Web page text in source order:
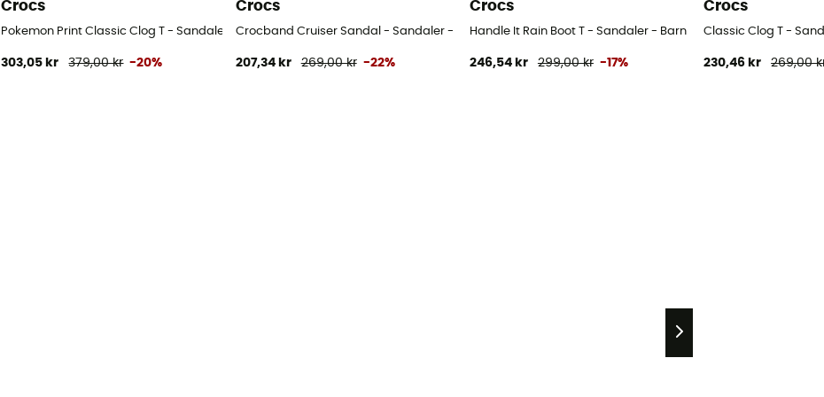
Crocs
Pokemon Print Classic Clog T - Sandaler - Barn
303,05 kr 379,00 kr -20%
Crocs
Crocband Cruiser Sandal - Sandaler - Barn
207,34 kr 269,00 kr -22%
Crocs
Handle It Rain Boot T - Sandaler - Barn
246,54 kr 299,00 kr -17%
Crocs
Classic Clog T -
230,46 kr 269,00